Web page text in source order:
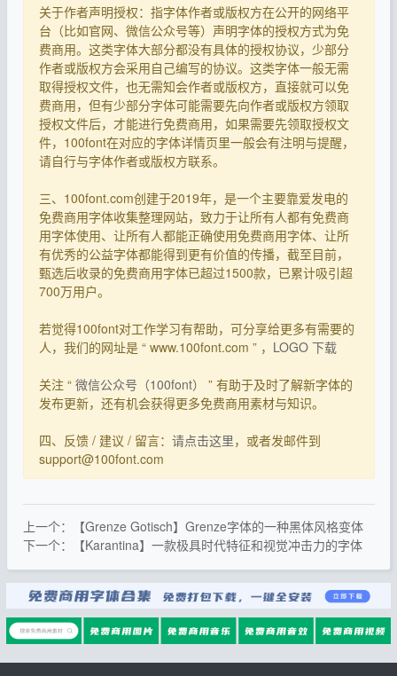
关于作者声明授权：指字体作者或版权方在公开的网络平
台（比如官网、微信公众号等）声明字体的授权方式为免
费商用。这类字体大部分都没有具体的授权协议，少部分
作者或版权方会采用自己编写的协议。这类字体一般无需
取得授权文件，也无需知会作者或版权方，直接就可以免
费商用，但有少部分字体可能需要先向作者或版权方领取
授权文件后，才能进行免费商用，如果需要先领取授权文
件，100font在对应的字体详情页里一般会有注明与提醒，
请自行与字体作者或版权方联系。
三、100font.com创建于2019年，是一个主要靠爱发电的
免费商用字体收集整理网站，致力于让所有人都有免费商
用字体使用、让所有人都能正确使用免费商用字体、让所
有优秀的公益字体都能得到更有价值的传播，截至目前，
甄选后收录的免费商用字体已超过1500款，已累计吸引超
700万用户。
若觉得100font对工作学习有帮助，可分享给更多有需要的
人，我们的网址是 “ www.100font.com ” ， LOGO 下载
关注 “ 微信公众号（100font）
” 有助于及时了解新字体的
发布更新，还有机会获得更多免费商用素材与知识。
四、反馈 / 建议 / 留言： 请点击这里，或者发邮件到
support@100font.com
上一个：【Grenze Gotisch】Grenze字体的一种黑体风格变体
下一个：【Karantina】一款极具时代特征和视觉冲击力的字体